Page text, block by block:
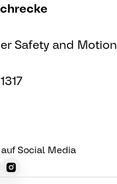
Safety and Motion
Social Media